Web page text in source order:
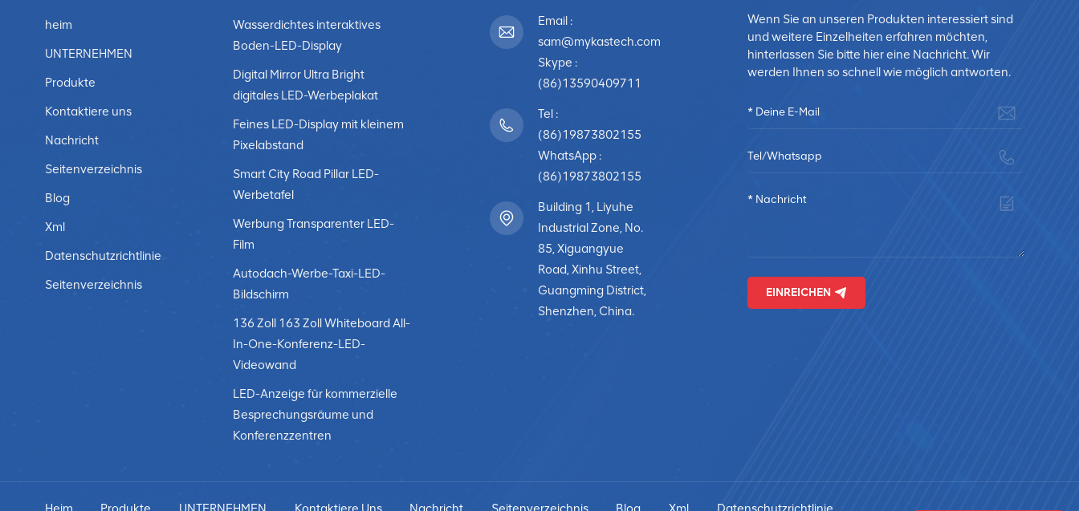
heim
UNTERNEHMEN
Produkte
Kontaktiere uns
Nachricht
Seitenverzeichnis
Blog
Xml
Datenschutzrichtlinie
Seitenverzeichnis
Wasserdichtes interaktives
Boden-LED-Display
Digital Mirror Ultra Bright
digitales LED-Werbeplakat
Feines LED-Display mit kleinem
Pixelabstand
Smart City Road Pillar LED-
Werbetafel
Werbung Transparenter LED-
Film
Autodach-Werbe-Taxi-LED-
Bildschirm
136 Zoll 163 Zoll Whiteboard All-
In-One-Konferenz-LED-
Videowand
LED-Anzeige für kommerzielle
Besprechungsräume und
Konferenzzentren
Email :
sam@mykastech.com
Skype :
(86)13590409711
Tel :
(86)19873802155
WhatsApp :
(86)19873802155
Building 1, Liyuhe
Industrial Zone, No.
85, Xiguangyue
Road, Xinhu Street,
Guangming District,
Shenzhen, China.
Wenn Sie an unseren Produkten interessiert sind
und weitere Einzelheiten erfahren möchten,
hinterlassen Sie bitte hier eine Nachricht. Wir
werden Ihnen so schnell wie möglich antworten.
EINREICHEN